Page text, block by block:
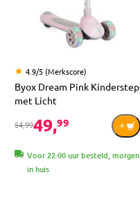
4.9/5 (Merkscore)
Byox Dream Pink Kinderstep
met Licht
54,9949,99
Voor 22:00 uur besteld, morgen
in huis